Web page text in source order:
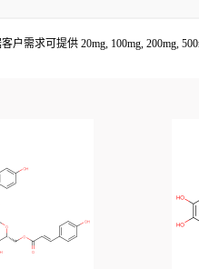
需求可提供 20mg, 100mg, 200mg,